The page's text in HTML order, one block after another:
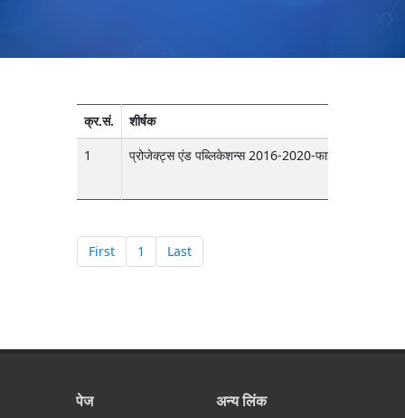
क्र.सं.
शीर्षक
1
प्रोजेक्ट्स एंड पब्लिकेशन्स 2016-2020-फाइनल-डिपार्टमेंट
First 1 Last
पेज अन्य लिंक